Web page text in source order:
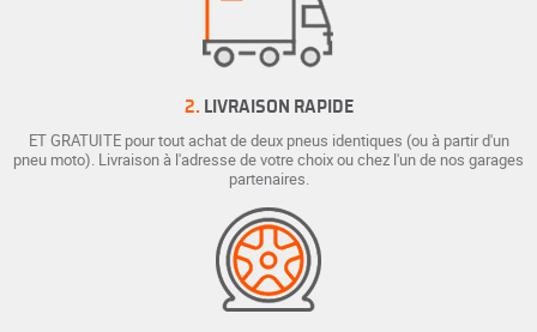
2. LIVRAISON RAPIDE
ET GRATUITE pour tout achat de deux pneus identiques (ou à partir d'un
pneu moto). Livraison à l'adresse de votre choix ou chez l'un de nos garages
partenaires.